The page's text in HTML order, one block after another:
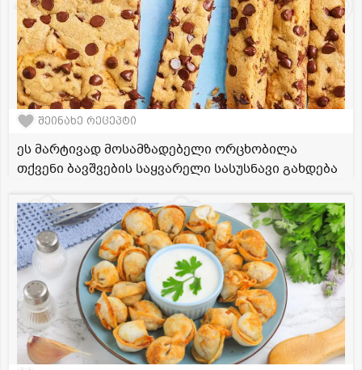
შეინახე რეცეპტი
ეს მარტივად მოსამზადებელი ორცხობილა
თქვენი ბავშვების საყვარელი სასუსნავი გახდება